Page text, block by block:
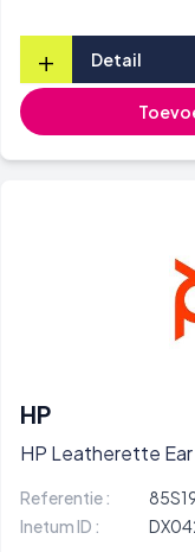
+ Detail
HP
HP Leatherette
Referentie :
Inetum ID :